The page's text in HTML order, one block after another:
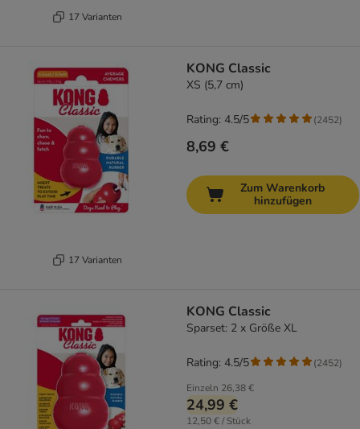
17 Varianten
17 Varianten
KONG Classic
XS (5,7 cm)
8,69 €
Rating: 4.5/5 (2452)
Zum Warenkorb
hinzufügen
KONG Classic
Sparset: 2 x Größe XL
Einzeln 26,38 €
24,99 €
12,50 € / Stück
Rating: 4.5/5 (2452)